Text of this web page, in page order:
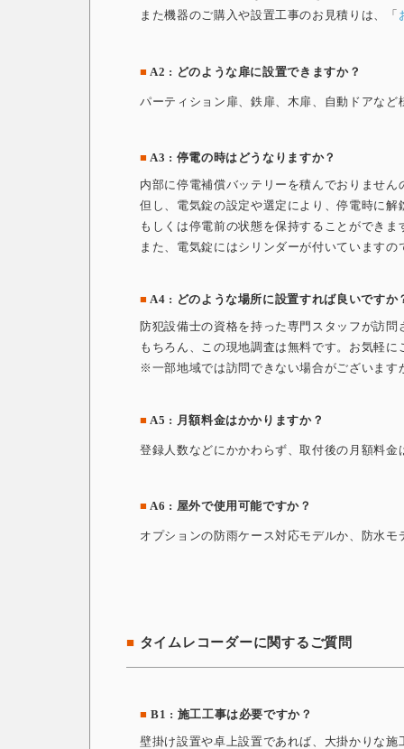
また機器のご購入や設置工事のお見積りは、「
■ A2 : どのような扉に設置できますか？
パーティション扉、鉄扉、木扉、自動ドアなど
■ A3 : 停電の時はどうなりますか？
内部に停電補償バッテリーを積んでおりませ
但し、電気錠の設定や選定により、停電時に解
もしくは停電前の状態を保持することができ
また、電気錠にはシリンダーが付いています
■ A4 : どのような場所に設置すれば良いですか
防犯設備士の資格を持った専門スタッフが訪
もちろん、この現地調査は無料です。お気軽に
※一部地域では訪問できない場合がございま
■ A5 : 月額料金はかかりますか？
登録人数などにかかわらず、取付後の月額料金
■ A6 : 屋外で使用可能ですか？
オプションの防雨ケース対応モデルか、防水モ
■ タイムレコーダーに関するご質問
■ B1 : 施工工事は必要ですか？
壁掛け設置や卓上設置であれば、大掛かりな施